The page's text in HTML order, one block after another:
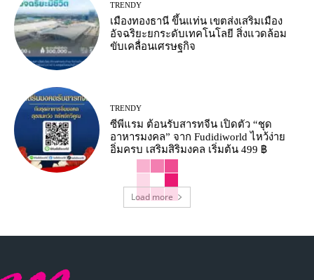
TRENDY
เมืองทองธานี ขึ้นแท่น เขตส่งเสริมเมือง
อัจฉริยะยกระดับเทคโนโลยี สิ่งแวดล้อม
ขับเคลื่อนเศรษฐกิจ
TRENDY
ซีพีแรม ต้อนรับสารทจีน เปิดตัว “ชุด
อาหารมงคล” จาก Fudidiworld ไหว้ง่าย
อิ่มครบ เสริมสิริมงคล เริ่มต้น 499 ฿
Load more